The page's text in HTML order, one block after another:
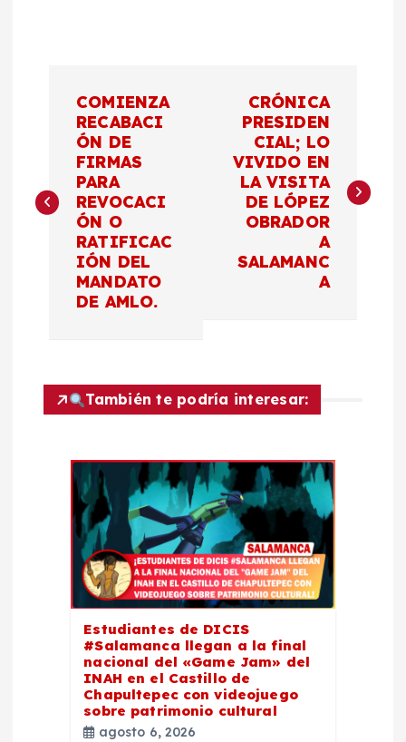
e
COMIENZA
RECABACI
ÓN DE
FIRMAS
PARA
REVOCACI
ÓN O
RATIFICAC
IÓN DEL
MANDATO
DE AMLO.
CRÓNICA
PRESIDEN
CIAL; LO
VIVIDO EN
LA VISITA
DE LÓPEZ
OBRADOR
A
SALAMANC
A
También te podría interesar:
Estudiantes de DICIS
#Salamanca llegan a la final
nacional del «Game Jam» del
INAH en el Castillo de
Chapultepec con videojuego
sobre patrimonio cultural
agosto 6, 2026